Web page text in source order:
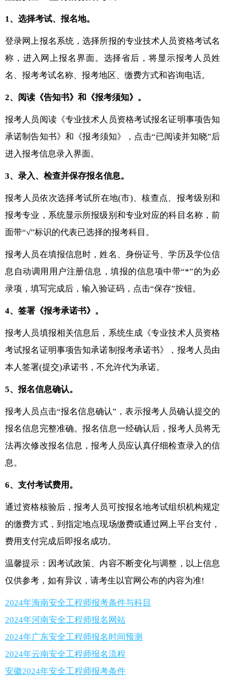
1、选择考试、报名地。
登录网上报名系统，选择所报的专业技术人员资格考试名
称，进入网上报名界面。选择省后，将显示报考人员姓
名、报考考试名称、报考地区、缴费方式和咨询电话。
2、阅读《告知书》和《报考须知》。
报考人员阅读《专业技术人员资格考试报名证明事项告知
承诺制告知书》和《报考须知》，点击“已阅读并知晓”后
进入报考信息录入界面。
3、录入、检查并保存报名信息。
报考人员依次选择考试所在地(市)、核查点、报考级别和
报考专业，系统显示所报级别和专业对应的科目名称，前
面带“√”标识的代表已选择的报考科目。
报考人员在填报信息时，姓名、身份证号、学历及学位信
息自动调用用户注册信息，填报的信息项中带“*”的为必
录项，填写完成后，输入验证码，点击“保存”按钮。
4、签署《报考承诺书》。
报考人员填报相关信息后，系统生成《专业技术人员资格
考试报名证明事项告知承诺制报考承诺书》，报考人员由
本人签署(提交)承诺书，不允许代为承诺。
5、报名信息确认。
报考人员点击“报名信息确认”，表示报考人员确认提交的
报名信息完整准确。报名信息一经确认后，报考人员将无
法再次修改报名信息，报考人员应认真仔细检查录入的信
息。
6、支付考试费用。
通过资格核验后，报考人员可按报名地考试组织机构规定
的缴费方式，到指定地点现场缴费或通过网上平台支付，
费用支付完成后即报名成功。
温馨提示：因考试政策、内容不断变化与调整，以上信息
仅供参考，如有异议，请考生以官网公布的内容为准!
2024年海南安全工程师报考条件与科目
2024年河南安全工程师报名网站
2024年广东安全工程师报名时间预测
2024年云南安全工程师报名流程
安徽2024年安全工程师报考条件